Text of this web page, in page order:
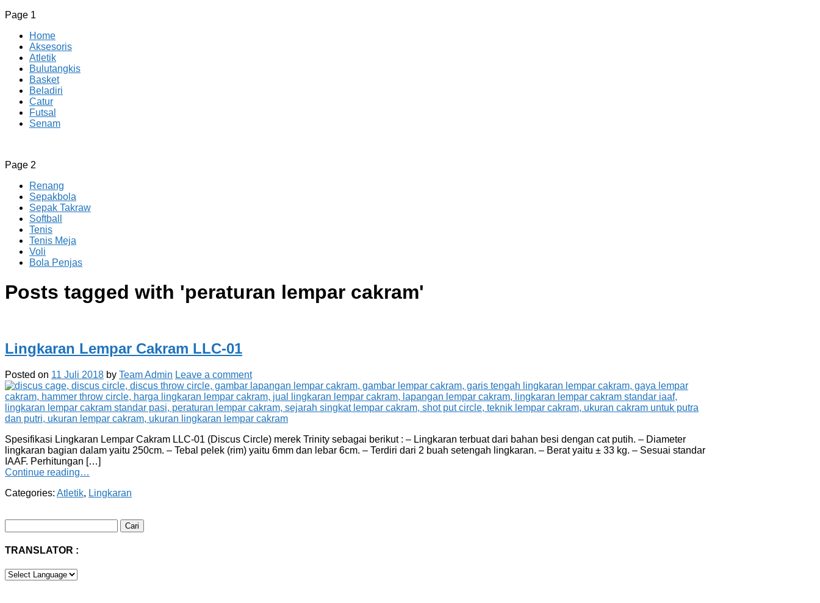
Page 1
Home
Aksesoris
Atletik
Bulutangkis
Basket
Beladiri
Catur
Futsal
Senam
CV JAYA BERSAMA Co Id
Menyediakan Semua Perlengkapan Olahraga Yang Lengkap, Berkualitas Dengan Harga Yang Murah
Page 2
Renang
Sepakbola
Sepak Takraw
Softball
Tenis
Tenis Meja
Voli
Bola Penjas
Posts tagged with 'peraturan lempar cakram'
Lingkaran Lempar Cakram LLC-01
Posted on 11 Juli 2018 by Team Admin Leave a comment
Spesifikasi Lingkaran Lempar Cakram LLC-01 (Discus Circle) merek Trinity sebagai berikut : – Lingkaran terbuat dari bahan besi dengan cat putih. – Diameter
lingkaran bagian dalam yaitu 250cm. – Tebal pelek (rim) yaitu 6mm dan lebar 6cm. – Terdiri dari 2 buah setengah lingkaran. – Berat yaitu ± 33 kg. – Sesuai standar
IAAF. Perhitungan […]
Continue reading…
Categories: Atletik, Lingkaran
untuk:
TRANSLATOR :